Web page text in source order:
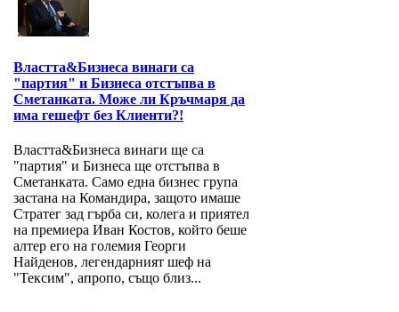
Властта&Бизнеса винаги са
"партия" и Бизнеса отстъпва в
Сметанката. Може ли Кръчмаря да
има гешефт без Клиенти?!
Властта&Бизнеса винаги ще са
"партия" и Бизнеса ще отстъпва в
Сметанката. Само една бизнес група
застана на Командира, защото имаше
Стратег зад гърба си, колега и приятел
на премиера Иван Костов, който беше
алтер его на големия Георги
Найденов, легендарният шеф на
"Тексим", апропо, също близ...